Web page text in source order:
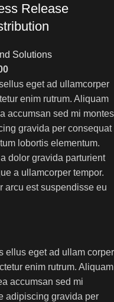
Release
Solutions
eget ad ullamcorper
enim rutrum. Aliquam
accumsan sed mi montes
gravida per consequat
lobortis elementum.
dolor gravida parturient
a ullamcorper tempor.
arcu est suspendisse eu
ellus eget ad ullam corper
enim rutrum. Aliquam
accumsan sed mi
adipiscing gravida per